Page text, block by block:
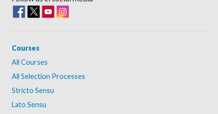
Courses
All Courses
All Selection Processes
Stricto Sensu
Lato Sensu